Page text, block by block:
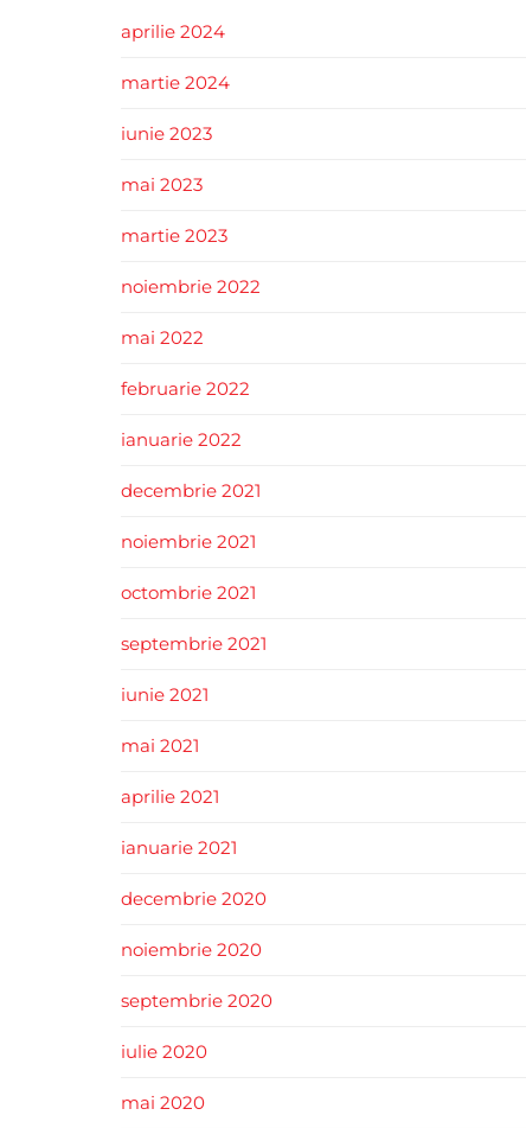
aprilie 2024
martie 2024
iunie 2023
mai 2023
martie 2023
noiembrie 2022
mai 2022
februarie 2022
ianuarie 2022
decembrie 2021
noiembrie 2021
octombrie 2021
septembrie 2021
iunie 2021
mai 2021
aprilie 2021
ianuarie 2021
decembrie 2020
noiembrie 2020
septembrie 2020
iulie 2020
mai 2020